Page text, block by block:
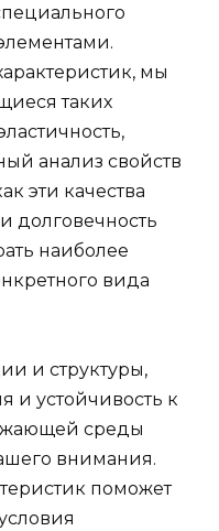
мы
таких
анализ свойств
эти качества
долговечность
наиболее
вида
и структуры,
и устойчивость к
среды
внимания.
поможет